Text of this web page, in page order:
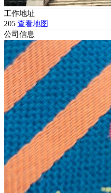
工作地址
205 查看地图
公司信息